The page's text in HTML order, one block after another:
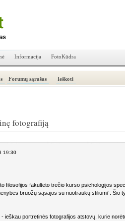
Informacija FotoKūdra
Forumų sąrašas Ieškoti
fotografiją
19:30
filosofijos fakulteto trečio kurso psichologijos
bruožų sąsajos su nuotraukų stiliumi“.
ieškau portretinės fotografijos atstovų, kurie